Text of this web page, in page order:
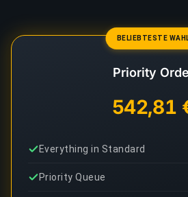
BELIEBTESTE
Priority
542,81
Everything in Standard
Priority Queue